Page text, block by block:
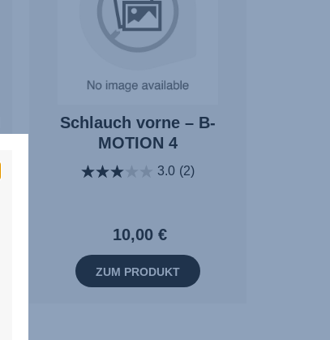
Schlauch vorne – B-
MOTION 4
3.0 (2)
10,00 €
ZUM PRODUKT